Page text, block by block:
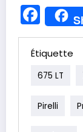
Étiquette
675 LT
Pirelli